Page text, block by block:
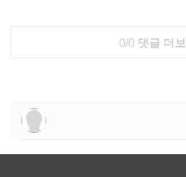
0/0 댓글 더보